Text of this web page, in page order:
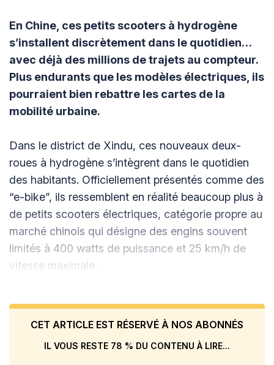
En Chine, ces petits scooters à hydrogène
s’installent discrètement dans le quotidien…
avec déjà des millions de trajets au compteur.
Plus endurants que les modèles électriques, ils
pourraient bien rebattre les cartes de la
mobilité urbaine.
Dans le district de Xindu, ces nouveaux deux-
roues à hydrogène s’intègrent dans le quotidien
des habitants. Officiellement présentés comme des
“e-bike”, ils ressemblent en réalité beaucoup plus à
de petits scooters électriques, catégorie propre au
marché chinois qui désigne des engins souvent
limités à 400 watts de puissance et 25 km/h de
vitesse maximale.
CET ARTICLE EST RÉSERVÉ À NOS ABONNÉS
IL VOUS RESTE 78 % DU CONTENU À LIRE...